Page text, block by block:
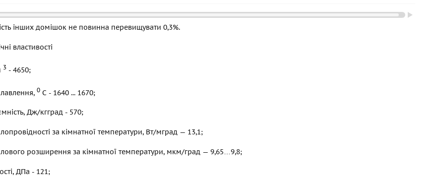
інших домішок не повинна перевищувати 0,3%.
властивості
3 - 4650;
0 С - 1640 ... 1670;
Дж/кгград - 570;
за кімнатної температури, Вт/мград — 13,1;
розширення за кімнатної температури, мкм/град — 9,65…9,8;
ДПа - 121;